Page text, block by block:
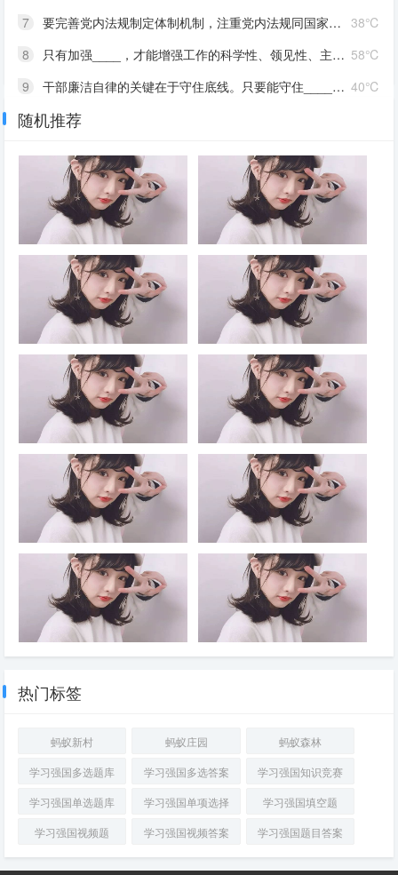
38℃
7
要完善党内法规制定体制机制，注重党内法规同国家法律的衔接和协调，构建以____为根本、若干配套党内法规为支撑的党内法规制度体系，提高党内法规____。党章等党规对党员的要求____，党员不仅要严格遵守法律法规，而且要严格遵守党章等党规，对自己提出更高要求
58℃
8
只有加强____，才能增强工作的科学性、领见性、主动性，才能使领导和决策体现时代性、把握规律性、富于创造性，避免陷入少知而迷、不知而盲、无知而乱的困境，才能克服本领不足、本领恐慌、本领落后的问题
40℃
9
干部廉洁自律的关键在于守住底线。只要能守住____的底线，就能守住党和人民交给自己的政治责任，守住自己的政治生命线，守住正确的人生价值观。所有领导干部都必须把____当作政治必修课来认真对待，决不能把权力变成牟取个人或少数人私利的工具，永葆共产党人政治本色
10 严明党的纪律，首要的就是严明政治纪律。党的纪律是多方面的，但____是最重要、最根本、最关键的纪律，遵守党的政治纪律是遵守党的全部纪律的重要基础。政治纪律是各级党组织和全体党员在____、____、____、____、____方面必须遵守的规矩，是维护党的团结统一的根本保证
随机推荐
2026年7月30日召开的中共中央
政治局会议强调，要有效扩大
____，适应不同群体消费需求
扩大优质供给，挖掘____潜
力。扎实推进____规划建设。
加快现代化产业体系建设，加强
对基础研究的长期稳定支持，深
入实施“人工智能+”行动，发展
____，完善人工智能治理体
系。积极推动前沿技术突破和未
来产业发展，着力打造____，
持续推动传统产业改造升级
2026年7月30日召开的中共中央
政治局会议认为，今年以来，以
习近平同志为核心的党中央团结
带领全党全国各族人民锐意进
取、奋勇拼搏，坚持统筹国内国
际两个大局，统筹发展和安全，
有效应对各种外部冲击和内部困
难，我国经济呈现____、____
的发展态势。同时，要高度重视
经济运行中的困难挑战，坚定信
心，迎难而上，用好各种机遇和
优势，推动高质量发展行稳致远
2026年7月30日召开的中共中央
政治局会议强调，持之以恒推进
全面从严治党要坚持马克思列宁
主义、毛泽东思想、邓小平理
论、“三个代表”重要思想、科学
发展观，全面贯彻____，深入
学习贯彻____，落实____，以
____为根本，坚持和加强党中
央集中统一领导，着眼于提高党
的长期执政能力、保持党的先进
性和纯洁性、保持党同人民群众
的血肉联系，坚持严的基调不动
摇，健全全面从严治党体系，以
党的政治建设为统领，全面推进
党的各方面建设，充分激发全党
积极性主动性创造性，不断实现
党的自我净化、自我完善、自我
革新、自我提高，确保党始终成
为走在时代前列、人民衷心拥
护、经得起各种风浪考验、朝气
成为中国特色社会主义事业的坚
强领导核心。 ①习近平新时代
党建思想③新时代党的建设总要
求④党章。
2026年7月30日召开的中共中央
政治局会议指出，党的十八大以
来，全面从严治党取得伟大成
就，开辟了百年大党____新境
界，推动党和国家事业取得历史
性成就、发生历史性变革，党和
人民赢得强党强国的历史主动。
同时，随着世情国情党情发生深
刻变化，全面从严治党也面临许
多新情况新问题。全党必须从巩
固____、实现____的战略高
度，深刻认识持之以恒推进全面
从严治党的重大意义，坚定信
心，保持定力，以____把新时
代全面从严治党宝贵经验坚持
好、运用好，把党的建设面临的
突出问题整治好、解决好，把管
党治党形成的良好政治局面巩固
好、发展好
2026年7月30日，中共中央政治
局召开会议，决定今年10月在
北京召开中国共产党第二十届中
央委员会____全体会议，主要
议程是，中共中央政治局向中央
委员会报告工作，研究____若
干重大问题。会议分析研究当前
经济形势，部署____经济工
作。中共中央总书记习近平主持
会议
历史和现实都告诉我们，
____，是党的性质和宗旨的体
现，是中国共产党区别于其他政
党的显著标志，也是党发展壮大
的重要原因；能否保持党同人民
群众的血肉联系，决定着党的事
业的成败
要完善党内法规制定体制机制，
注重党内法规同国家法律的衔接
和协调，构建以____为根本、
若干配套党内法规为支撑的党内
法规制度体系，提高党内法规
____。党章等党规对党员的要
求____，党员不仅要严格遵守
只有加强____，才能增强工作
的科学性、领见性、主动性，才
能使领导和决策体现时代性、把
握规律性、富于创造性，避免陷
入少知而迷、不知而盲、无知而
乱的困境，才能克服本领不足、
本领恐慌、本领落后的问题
治责任，守住自己的政治生命
政治必修课来认真对待，决不能
利的工具，永葆共产党人政治本
和全体党员在____、____、
守的规矩，是维护党的团结统一
热门标签
蚂蚁新村 蚂蚁庄园
蚂蚁森林
学习强国多选题库
学习强国多选答案
学习强国知识竞赛
学习强国单选题库
学习强国单项选择
学习强国填空题
学习强国视频题
学习强国视频答案 学习强国题目答案